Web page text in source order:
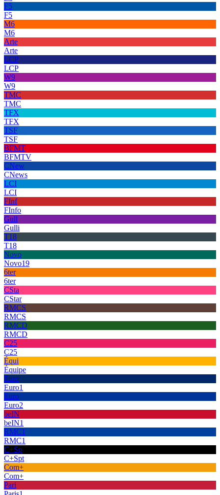
F5
F5
M6
M6
Arte
Arte
LCP
LCP
W9
W9
TMC
TMC
TFX
TFX
TSF
TSF
BFMT
BFMTV
CNew
CNews
LCI
LCI
FInf
FInfo
Gull
Gulli
T18
T18
Novo
Novo19
6ter
6ter
CSta
CStar
RMCS
RMCS
RMCD
RMCD
C25
C25
Équi
Équipe
Euro
Euro1
Euro
Euro2
beIN
beIN1
RMC1
RMC1
C+Sp
C+Spt
Com+
Com+
Pari